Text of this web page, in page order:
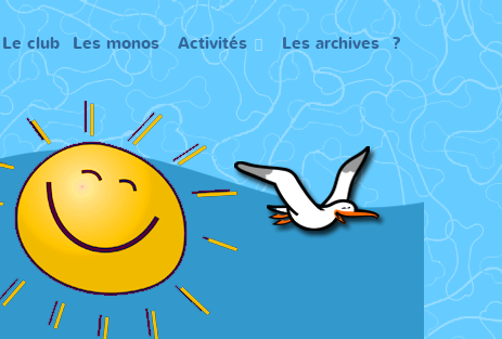
Le club Les monos Activités Les archives ?